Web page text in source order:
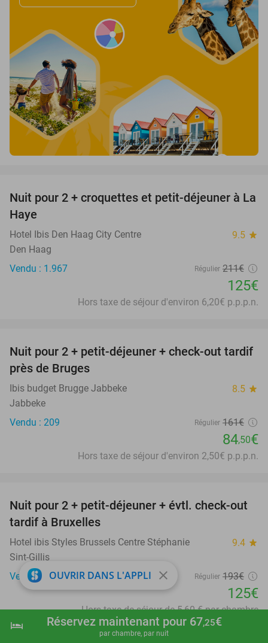
shopping_cart Réserver maintenant
hotel Réservez maintenant pour 67,25€
par chambre, par nuit
41%
Nuit pour 2 + croquettes et petit-déjeuner à La
Haye
Hotel Ibis Den Haag City Centre 9.5 star
Den Haag
Vendu : 1.967
Régulier 211€
125€
Hors taxe de séjour d'environ 6,20€ p.p.p.n.
48%
Nuit pour 2 + petit-déjeuner + check-out tardif
près de Bruges
Ibis budget Brugge Jabbeke 8.5 star
Jabbeke
Vendu : 209
Régulier 161€
84,50€
Hors taxe de séjour d'environ 2,50€ p.p.p.n.
35%
Nuit pour 2 + petit-déjeuner + évtl. check-out
tardif à Bruxelles
Hotel ibis Styles Brussels Centre Stéphanie 9.4 star
Sint-Gillis
Vendu : 212
Régulier 193€
125€
Hors taxe de séjour de 5,60 € par chambre
OUVRIR DANS L'APPLI close